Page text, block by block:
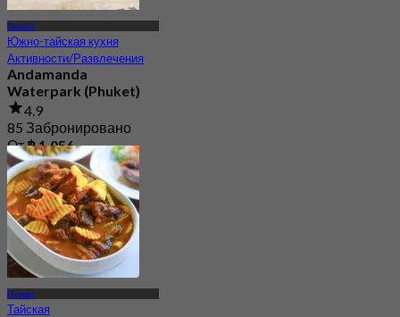
Пхукет
Южно-тайская кухня
Активности/Развлечения
Andamanda
Waterpark (Phuket)
4.9
85 Забронировано
От฿ 1,056
Пхукет
Тайская